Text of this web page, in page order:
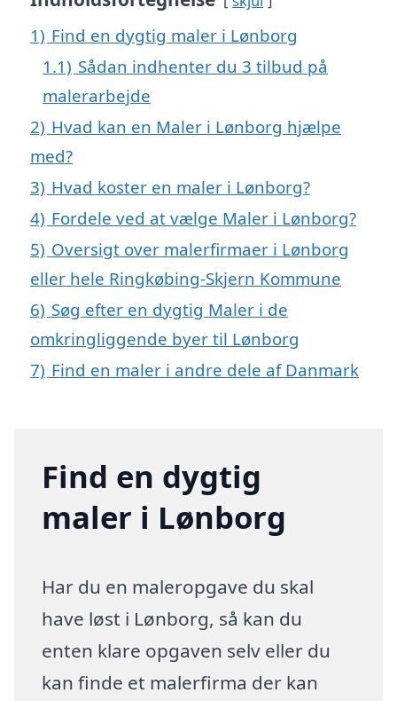
1) Find en dygtig maler i Lønborg
1.1) Sådan indhenter du 3 tilbud på
malerarbejde
2) Hvad kan en Maler i Lønborg hjælpe
med?
3) Hvad koster en maler i Lønborg?
4) Fordele ved at vælge Maler i Lønborg?
5) Oversigt over malerfirmaer i Lønborg
eller hele Ringkøbing-Skjern Kommune
6) Søg efter en dygtig Maler i de
omkringliggende byer til Lønborg
7) Find en maler i andre dele af Danmark
Find en dygtig
maler i Lønborg
Har du en maleropgave du skal
have løst i Lønborg, så kan du
enten klare opgaven selv eller du
kan finde et malerfirma der kan